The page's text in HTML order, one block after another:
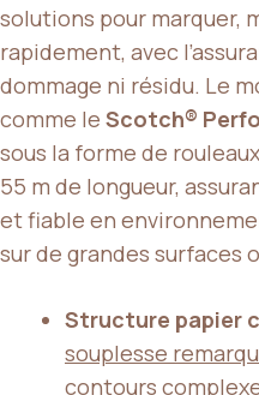
solutions pour marquer,
rapidement, avec
dommage ni résidu. Le
comme le Scotch®
sous la forme de
55 m de longueur,
et fiable en
sur de grandes surfaces
Structure papier
souplesse
contours